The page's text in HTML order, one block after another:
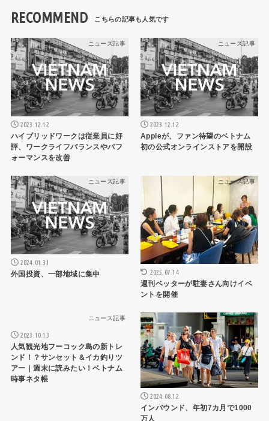
RECOMMEND
ニュース記事
2023.12.12
ハイブリッドワークは従業員に好
評、ワークライフバランスやパフ
ォーマンスを改善
ニュース記事
2023.12.12
Appleが、ファン待望のベトナム
初の公式オンラインストアを開設
ニュース記事
2024.01.31
外国投資、一部地域に集中
ニュース記事
2025.07.14
週刊ベッターが駐妻さん向けイベ
ントを開催
ニュース記事
2023.10.13
人気観光地フーコック島の新トレ
ンド！？サンセット＆イカ釣りツ
アー｜週末に読みたい！ベトナム
時事ネタ帳
ニュース記事
2024.08.12
インバウンド、年初7カ月で1000
万人